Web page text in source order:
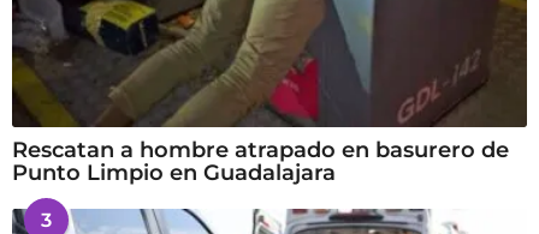
Rescatan a hombre atrapado en basurero de
Punto Limpio en Guadalajara
3